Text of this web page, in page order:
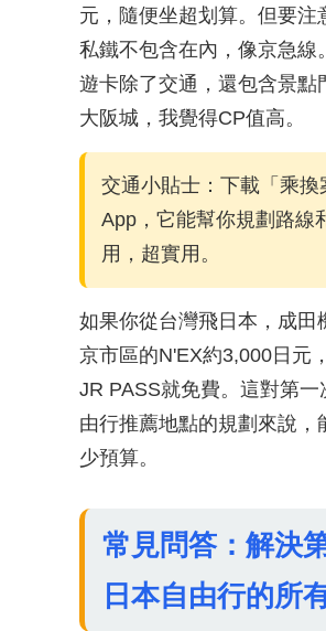
元，隨便坐超划算。但要注
私鐵不包含在內，像京急線
遊卡除了交通，還包含景點
大阪城，我覺得CP值高。
交通小貼士：下載「乘換
App，它能幫你規劃路線
用，超實用。
如果你從台灣飛日本，成田
京市區的N'EX約3,000日元
JR PASS就免費。這對第一
由行推薦地點的規劃來說，
少預算。
常見問答：解決
日本自由行的所